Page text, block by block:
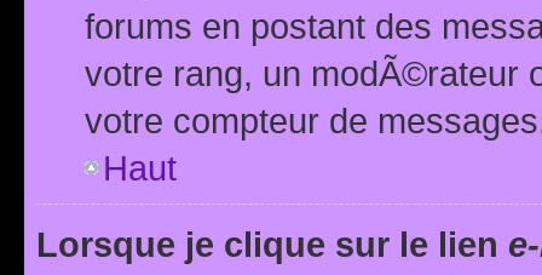
forums en postant des
votre rang, un modÃ©rateur
votre compteur de
Haut
Lorsque je clique sur le lien